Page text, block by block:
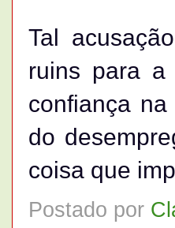
Tal
ruins para a
confiança
do
coisa que
Postado por